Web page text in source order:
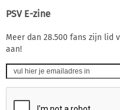
PSV E-zine
Meer dan 28.500 fans zijn lid
aan!